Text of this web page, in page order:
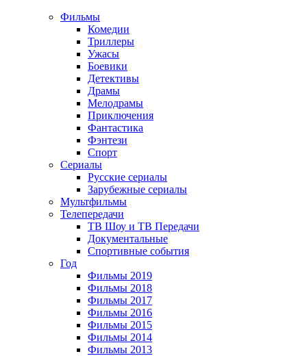
Фильмы
Комедии
Триллеры
Ужасы
Боевики
Детективы
Драмы
Мелодрамы
Приключения
Фантастика
Фэнтези
Спорт
Сериалы
Русские сериалы
Зарубежные сериалы
Мультфильмы
Телепередачи
ТВ Шоу и ТВ Передачи
Документальные
Спортивные события
Год
Фильмы 2019
Фильмы 2018
Фильмы 2017
Фильмы 2016
Фильмы 2015
Фильмы 2014
Фильмы 2013